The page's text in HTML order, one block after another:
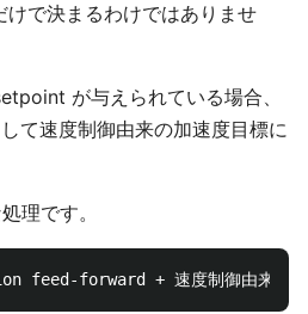
けで決まるわけではありませ
が与えられている場合、
て速度制御由来の加速度目標に
理です。